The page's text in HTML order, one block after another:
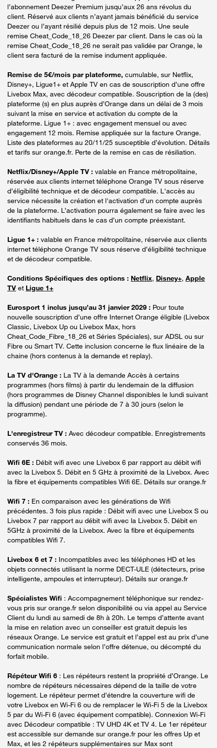
l’abonnement Deezer Premium jusqu’aux 26 ans révolus du
client. Réservé aux clients n’ayant jamais bénéficié du service
Deezer ou l’ayant résilié depuis plus de 12 mois. Une seule
remise Cheat_Code_18_26 Deezer par client. Dans le cas où la
remise Cheat_Code_18_26 ne serait pas validée par Orange, le
client sera facturé de la remise indument appliquée.
Remise de 5€/mois par plateforme, cumulable, sur Netflix,
Disney+, Ligue1+ et Apple TV en cas de souscription d’une offre
Livebox Max, avec décodeur compatible. Souscription de la (des)
plateforme (s) en plus auprès d’Orange dans un délai de 3 mois
suivant la mise en service et activation du compte de la
plateforme. Ligue 1+ : avec engagement mensuel ou avec
engagement 12 mois. Remise appliquée sur la facture Orange.
Liste des plateformes au 20/11/25 susceptible d’évolution. Détails
et tarifs sur orange.fr. Perte de la remise en cas de résiliation.
Netflix/Disney+/Apple TV : valable en France métropolitaine,
réservée aux clients internet téléphone Orange TV sous réserve
d’éligibilité technique et de décodeur compatible. L'accès au
service nécessite la création et l'activation d'un compte auprès
de la plateforme. L’activation pourra également se faire avec les
identifiants habituels dans le cas d’un compte préexistant.
Ligue 1+ : valable en France métropolitaine, réservée aux clients
internet téléphone Orange TV sous réserve d’éligibilité technique
et de décodeur compatible.
Conditions Spécifiques des options : Netflix, Disney+, Apple
TV et Ligue 1+
Eurosport 1 inclus jusqu’au 31 janvier 2029 : Pour toute
nouvelle souscription d’une offre Internet Orange éligible (Livebox
Classic, Livebox Up ou Livebox Max, hors
Cheat_Code_Fibre_18_26 et Séries Spéciales), sur ADSL ou sur
Fibre ou Smart TV. Cette inclusion concerne le flux linéaire de la
chaine (hors contenus à la demande et replay).
La TV d'Orange : La TV à la demande Accès à certains
programmes (hors films) à partir du lendemain de la diffusion
(hors programmes de Disney Channel disponibles le lundi suivant
la diffusion) pendant une période de 7 à 30 jours (selon le
programme).
L'enregistreur TV : Avec décodeur compatible. Enregistrements
conservés 36 mois.
Wifi 6E : Débit wifi avec une Livebox 6 par rapport au débit wifi
avec la Livebox 5. Débit en 5 GHz à proximité de la Livebox. Avec
la fibre et équipements compatibles Wifi 6E. Détails sur orange.fr
Wifi 7 : En comparaison avec les générations de Wifi
précédentes. 3 fois plus rapide : Débit wifi avec une Livebox S ou
Livebox 7 par rapport au débit wifi avec la Livebox 5. Débit en
5GHz à proximité de la Livebox. Avec la fibre et équipements
compatibles Wifi 7.
Livebox 6 et 7 : Incompatibles avec les téléphones HD et les
objets connectés utilisant la norme DECT-ULE (détecteurs, prise
intelligente, ampoules et interrupteur). Détails sur orange.fr
Spécialistes Wifi : Accompagnement téléphonique sur rendez-
vous pris sur orange.fr selon disponibilité ou via appel au Service
Client du lundi au samedi de 8h à 20h. Le temps d’attente avant
la mise en relation avec un conseiller est gratuit depuis les
réseaux Orange. Le service est gratuit et l’appel est au prix d’une
communication normale selon l’offre détenue, ou décompté du
forfait mobile.
Répéteur Wifi 6 : Les répéteurs restent la propriété d’Orange. Le
nombre de répéteurs nécessaires dépend de la taille de votre
logement. Le répéteur permet d’étendre la couverture wifi de
votre Livebox en Wi-Fi 6 ou de remplacer le Wi-Fi 5 de la Livebox
5 par du Wi-Fi 6 (avec équipement compatible). Connexion Wi-Fi
avec Décodeur compatible : TV UHD 4K et TV 4. Le 1er répéteur
est accessible sur demande sur orange.fr pour les offres Up et
Max, et les 2 répéteurs supplémentaires sur Max sont